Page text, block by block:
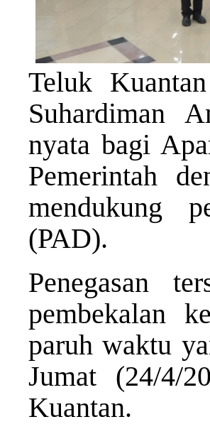
Teluk
Suhardiman
nyata bagi
Pemerintah
mendukung
(PAD).
Penegasan
pembekalan
paruh waktu
Jumat (24/4/
Kuantan.